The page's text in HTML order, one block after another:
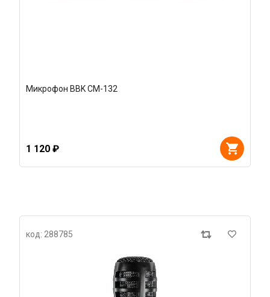
Микрофон BBK CM-132
1 120 ₽
код: 288785